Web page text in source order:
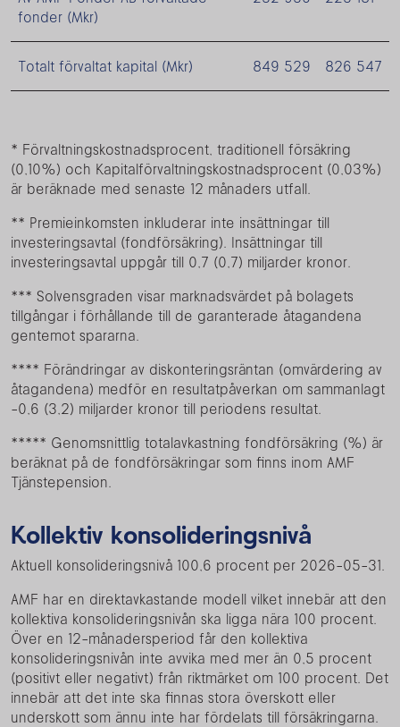
fonder (Mkr)
Totalt förvaltat kapital (Mkr) 849 529 826 547
* Förvaltningskostnadsprocent, traditionell försäkring
(0,10%) och Kapitalförvaltningskostnadsprocent (0,03%)
är beräknade med senaste 12 månaders utfall.
** Premieinkomsten inkluderar inte insättningar till
investeringsavtal (fondförsäkring). Insättningar till
investeringsavtal uppgår till 0,7 (0,7) miljarder kronor.
*** Solvensgraden visar marknadsvärdet på bolagets
tillgångar i förhållande till de garanterade åtagandena
gentemot spararna.
**** Förändringar av diskonteringsräntan (omvärdering av
åtagandena) medför en resultatpåverkan om sammanlagt
-0,6 (3,2) miljarder kronor till periodens resultat.
***** Genomsnittlig totalavkastning fondförsäkring (%) är
beräknat på de fondförsäkringar som finns inom AMF
Tjänstepension.
Kollektiv konsolideringsnivå
Aktuell konsolideringsnivå 100,6 procent per 2026-05-31.
AMF har en direktavkastande modell vilket innebär att den
kollektiva konsolideringsnivån ska ligga nära 100 procent.
Över en 12-månadersperiod får den kollektiva
konsolideringsnivån inte avvika med mer än 0,5 procent
(positivt eller negativt) från riktmärket om 100 procent. Det
innebär att det inte ska finnas stora överskott eller
underskott som ännu inte har fördelats till försäkringarna.